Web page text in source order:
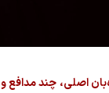
اصلی، چند